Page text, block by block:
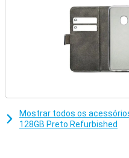
Mostrar todos os
128GB Preto Refurbished